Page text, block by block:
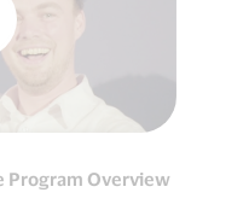
Program Overview